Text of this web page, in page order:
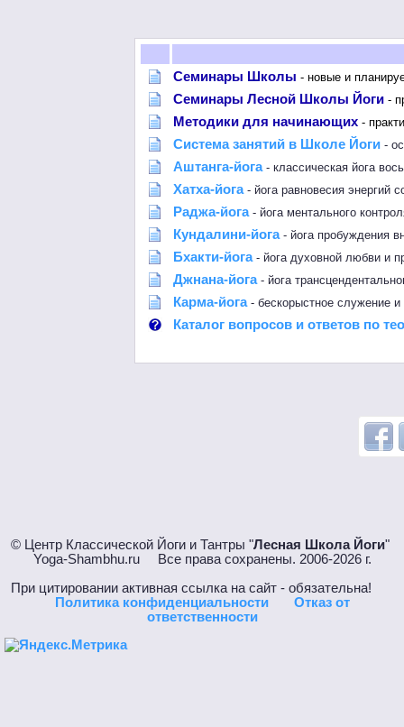
Семинары Школы - новые и
Семинары Лесной Школы Йоги -
Методики для начинающих -
Система занятий в Школе Йоги -
Аштанга-йога- классическая йога
Хатха-йога- йога равновесия энергий
Раджа-йога- йога ментального
Кундалини-йога- йога пробуждения
Бхакти-йога- йога духовной любви и
Джнана-йога- йога
Карма-йога- бескорыстное служение и
Каталог вопросов и ответов по
© Центр Классической Йоги и Тантры "Лесная Школа Йоги"
Yoga-Shambhu.ru Все права сохранены. 2006-2026 г.
При цитировании активная ссылка на сайт - обязательна!
Политика конфиденциальности
Отказ от
ответственности